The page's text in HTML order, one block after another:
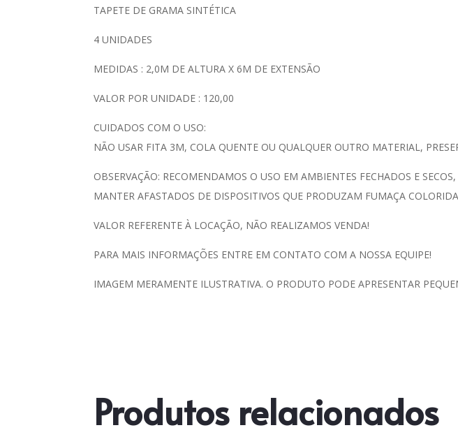
TAPETE DE GRAMA SINTÉTICA
4 UNIDADES
MEDIDAS : 2,0M DE ALTURA X 6M DE EXTENSÃO
VALOR POR UNIDADE : 120,00
CUIDADOS COM O USO:
NÃO USAR FITA 3M, COLA QUENTE OU QUALQUER OUTRO MATERIAL,
OBSERVAÇÃO: RECOMENDAMOS O USO EM AMBIENTES FECHADOS E
MANTER AFASTADOS DE DISPOSITIVOS QUE PRODUZAM FUMAÇA
VALOR REFERENTE À LOCAÇÃO, NÃO REALIZAMOS VENDA!
PARA MAIS INFORMAÇÕES ENTRE EM CONTATO COM A NOSSA EQUIPE!
IMAGEM MERAMENTE ILUSTRATIVA. O PRODUTO PODE APRESENTAR
Produtos relacionados